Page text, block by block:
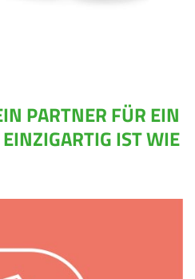
PARTNER FÜR EIN
IST WIE